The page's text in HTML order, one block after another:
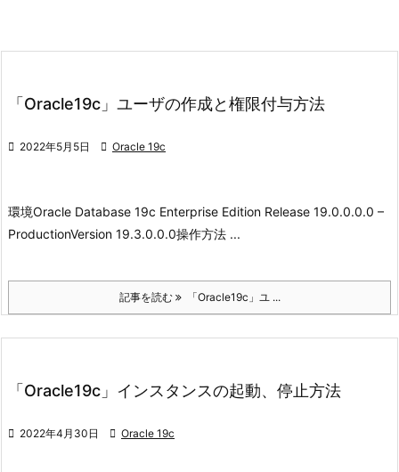
「Oracle19c」ユーザの作成と権限付与方法
 2022年5月5日  Oracle 19c
環境Oracle Database 19c Enterprise Edition Release 19.0.0.0.0 –
ProductionVersion 19.3.0.0.0操作方法 ...
記事を読む 「Oracle19c」ユ ...
「Oracle19c」インスタンスの起動、停止方法
 2022年4月30日  Oracle 19c